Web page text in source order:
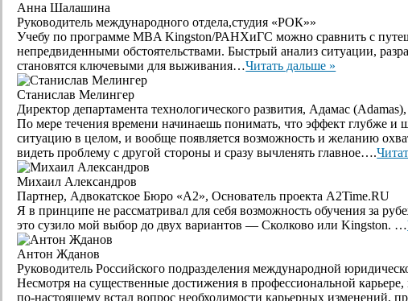
Анна Шалашина
Руководитель международного отдела,студия «РОК»»
Учебу по программе MBA Kingston/РАНХиГС можно сравнить с
непредвиденными обстоятельствами. Быстрый анализ ситуации,
становятся ключевыми для выживания…Читать дальше »
Станислав Мелингер
Директор департамента технологического развития, Адамас
По мере течения времени начинаешь понимать, что эффект глубже и
ситуацию в целом, и вообще появляется возможность и желанию
видеть проблему с другой стороны и сразу вычленять главное….
Михаил Александров
Партнер, Адвокатское Бюро «А2», Основатель проекта A2Time.RU
Я в принципе не рассматривал для себя возможность обучения за
это сузило мой выбор до двух вариантов — Сколково или Kingston. …
Антон Жданов
Руководитель Российского подразделения международной
Несмотря на существенные достижения в профессиональной
по-настоящему встал вопрос необходимости карьерных изменений,